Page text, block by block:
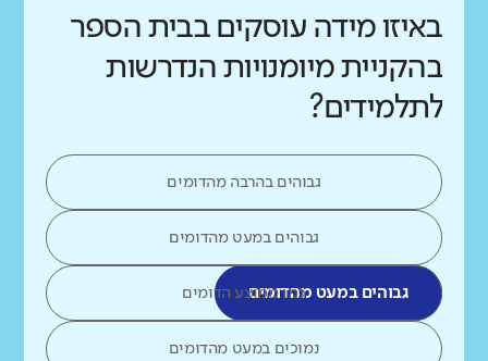
באיזו מידה עוסקים בבית הספר
בהקניית מיומנויות הנדרשות
לתלמידים?
גבוהים בהרבה מהדומים
גבוהים במעט מהדומים
גבוהים במעט מהדומיםכמו ממוצע הדומים
נמוכים במעט מהדומים